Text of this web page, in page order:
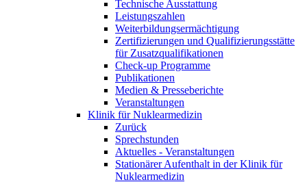
Technische Ausstattung
Leistungszahlen
Weiterbildungsermächtigung
Zertifizierungen und Qualifizierungsstätte
für Zusatzqualifikationen
Check-up Programme
Publikationen
Medien & Presseberichte
Veranstaltungen
Klinik für Nuklearmedizin
Zurück
Sprechstunden
Aktuelles - Veranstaltungen
Stationärer Aufenthalt in der Klinik für
Nuklearmedizin